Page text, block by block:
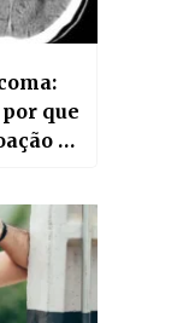
que
de